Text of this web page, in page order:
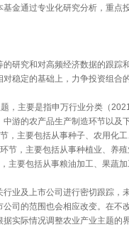
金通过专业化研究分析，重
研究和对高频经济数据的跟
稳定的基础上，力争投资组合
，主要是指申万行业分类（
中游的农产品生产制造环节以及
，主要包括从事种子、农用化
节，主要包括从事种植业、养
主要包括从事粮油加工、果蔬
业及上市公司进行密切跟踪
司的范围也会相应改变。在
据实际情况调整农业产业主题的